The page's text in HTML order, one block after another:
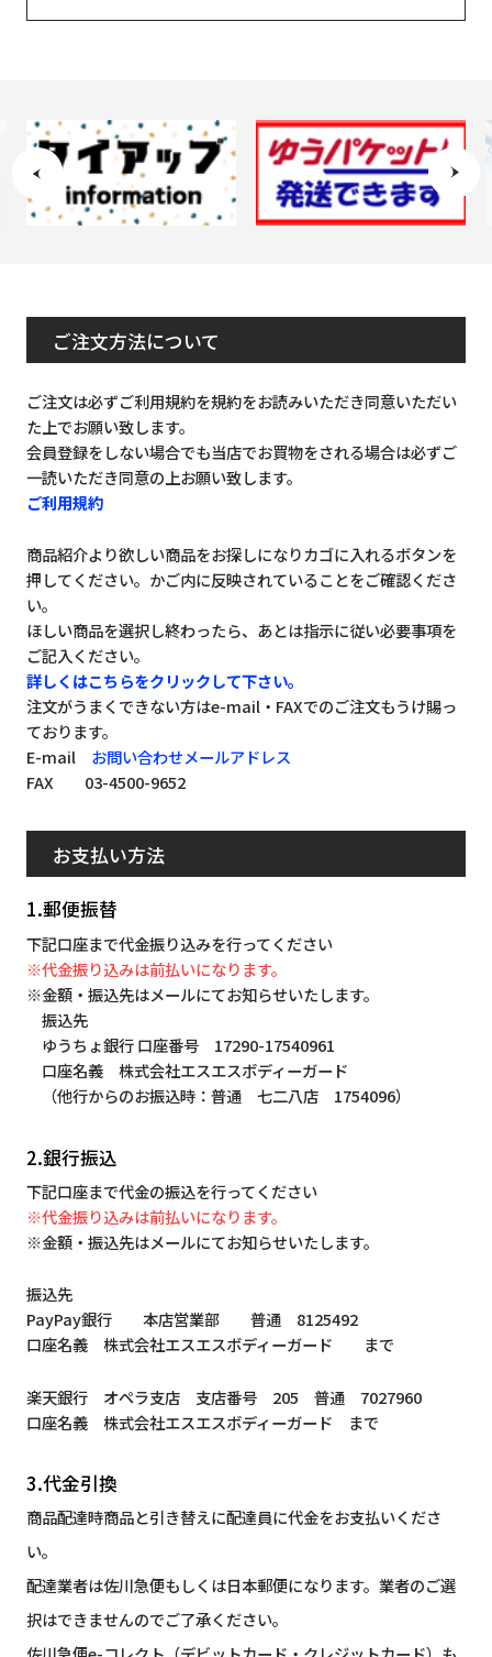
ご注文方法について
ご注文は必ずご利用規約を規約をお読みいただき同意いただい
た上でお願い致します。
会員登録をしない場合でも当店でお買物をされる場合は必ずご
一読いただき同意の上お願い致します。
ご利用規約
商品紹介より欲しい商品をお探しになりカゴに入れるボタンを
押してください。かご内に反映されていることをご確認くださ
い。
ほしい商品を選択し終わったら、あとは指示に従い必要事項を
ご記入ください。
詳しくはこちらをクリックして下さい。
注文がうまくできない方はe-mail・FAXでのご注文もうけ賜っ
ております。
E-mail お問い合わせメールアドレス
FAX 03-4500-9652
お支払い方法
1.郵便振替
下記口座まで代金振り込みを行ってください
※代金振り込みは前払いになります。
※金額・振込先はメールにてお知らせいたします。
振込先
ゆうちょ銀行 口座番号 17290-17540961
口座名義 株式会社エスエスボディーガード
（他行からのお振込時：普通 七二八店 1754096）
2.銀行振込
下記口座まで代金の振込を行ってください
※代金振り込みは前払いになります。
※金額・振込先はメールにてお知らせいたします。
振込先
PayPay銀行 本店営業部 普通 8125492
口座名義 株式会社エスエスボディーガード まで
楽天銀行 オペラ支店 支店番号 205 普通 7027960
口座名義 株式会社エスエスボディーガード まで
3.代金引換
商品配達時商品と引き替えに配達員に代金をお支払いくださ
い。
配達業者は佐川急便もしくは日本郵便になります。業者のご選
択はできませんのでご了承ください。